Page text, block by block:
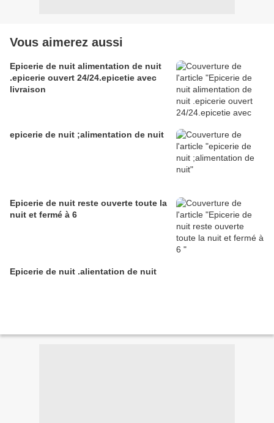
Vous aimerez aussi
Epicerie de nuit alimentation de nuit
.epicerie ouvert 24/24.epicetie avec
livraison
epicerie de nuit ;alimentation de nuit
Epicerie de nuit reste ouverte toute la
nuit et fermé à 6
Epicerie de nuit .alientation de nuit